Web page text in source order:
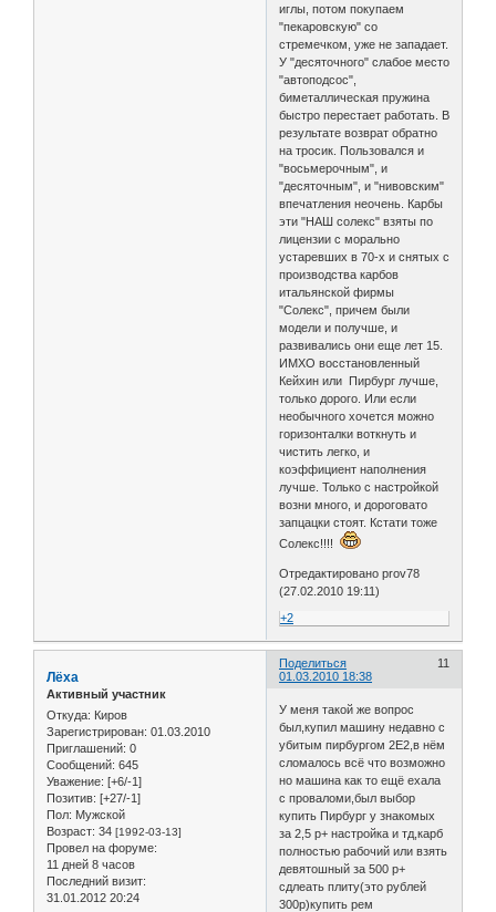
иглы, потом покупаем
"пекаровскую" со
стремечком, уже не западает.
У "десяточного" слабое место
"автоподсос",
биметаллическая пружина
быстро перестает работать. В
результате возврат обратно
на тросик. Пользовался и
"восьмерочным", и
"десяточным", и "нивовским"
впечатления неочень. Карбы
эти "НАШ солекс" взяты по
лицензии с морально
устаревших в 70-х и снятых с
производства карбов
итальянской фирмы
"Солекс", причем были
модели и получше, и
развивались они еще лет 15.
ИМХО восстановленный
Кейхин или Пирбург лучше,
только дорого. Или если
необычного хочется можно
горизонталки воткнуть и
чистить легко, и
коэффициент наполнения
лучше. Только с настройкой
возни много, и дороговато
запцацки стоят. Кстати тоже
Солекс!!!!
Отредактировано prov78
(27.02.2010 19:11)
+2
Поделиться
11
01.03.2010 18:38
Лёха
Активный участник
Откуда: Киров
Зарегистрирован: 01.03.2010
Приглашений: 0
Сообщений: 645
Уважение: [+6/-1]
Позитив: [+27/-1]
Пол: Мужской
Возраст: 34 [1992-03-13]
Провел на форуме:
11 дней 8 часов
Последний визит:
31.01.2012 20:24
У меня такой же вопрос
был,купил машину недавно с
убитым пирбургом 2Е2,в нём
сломалось всё что возможно
но машина как то ещё ехала
с проваломи,был выбор
купить Пирбург у знакомых
за 2,5 р+ настройка и тд,карб
полностью рабочий или взять
девятошный за 500 р+
сдлеать плиту(это рублей
300р)купить рем